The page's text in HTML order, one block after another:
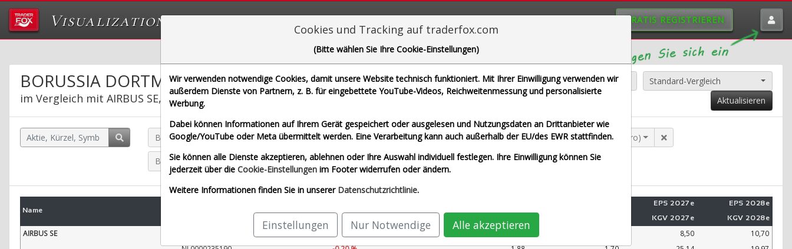
Visualizations GRATIS REGISTRIEREN
BORUSSIA DORTMUND
im Vergleich mit AIRBUS SE, ALLIANZ SE NA O.N., BAY.MOTOREN WERKE AG ST und 1 weitere Aktie
Alle Aktien entfernen
Standard-Vergleich
Aktualisieren
BORUSSIA DORTMUND (Echtzeit Euro) AIRBUS SE (Echtzeit Euro) ALLIANZ SE NA O.N. (Echtzeit Euro)
BAY.MOTOREN WERKE AG ST (Echtzeit Euro) SAP SE O.N. (Echtzeit Euro)
Name
EPS 2027e EPS 2028e
KGV 2027e KGV 2028e
AIRBUS SE 213,68 € 169,12 Mrd. 89.327 Mio. 8,50
10,70
Cookies und Tracking auf traderfox.com
(Bitte wählen Sie Ihre Cookie-Einstellungen)
Wir verwenden notwendige Cookies, damit unsere Website technisch funktioniert. Mit Ihrer Einwilligung verwenden wir
außerdem Dienste von Partnern, z. B. für eingebettete YouTube-Videos, Reichweitenmessung und personalisierte
Werbung.
Dabei können Informationen auf Ihrem Gerät gespeichert oder ausgelesen und Nutzungsdaten an Drittanbieter wie
Google/YouTube oder Meta übermittelt werden. Eine Verarbeitung kann auch außerhalb der EU/des EWR stattfinden.
Sie können alle Dienste akzeptieren, ablehnen oder Ihre Auswahl individuell festlegen. Ihre Einwilligung können Sie
jederzeit über die Cookie-Einstellungen im Footer widerrufen oder ändern.
Weitere Informationen finden Sie in unserer Datenschutzrichtlinie.
Einstellungen Nur Notwendige Alle akzeptieren